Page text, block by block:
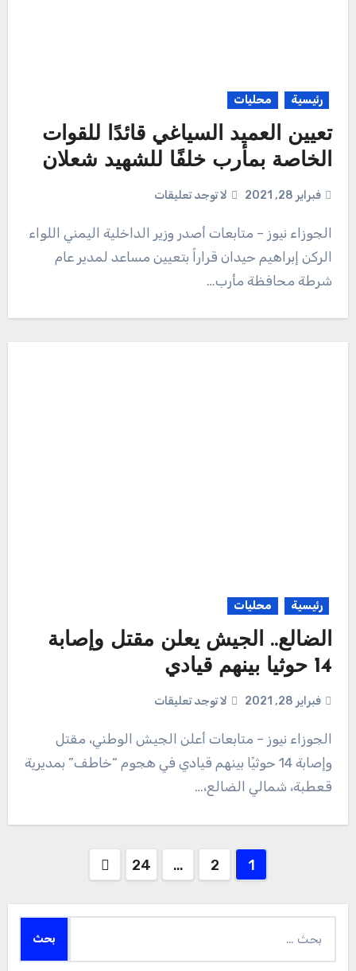
رئيسية محليات
تعيين العميد السياغي قائدًا للقوات
الخاصة بمأرب خلفًا للشهيد شعلان
فبراير 28, 2021 لا توجد تعليقات
الجوزاء نيوز – متابعات أصدر وزير الداخلية اليمني اللواء
الركن إبراهيم حيدان قراراً بتعيين مساعد لمدير عام
شرطة محافظة مأرب…
رئيسية محليات
الضالع.. الجيش يعلن مقتل وإصابة
14 حوثيا بينهم قيادي
فبراير 28, 2021 لا توجد تعليقات
وإصابة 14 حوثيًا بينهم قيادي في هجوم “خاطف” بمديرية
قعطبة، شمالي الضالع،…
1
2
…
24
عن: